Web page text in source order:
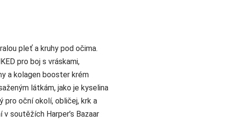
pleť a kruhy pod očima.
pro boj s vráskami,
a kolagen booster krém
látkám, jako je kyselina
pro oční okolí, obličej, krk a
soutěžích Harper’s Bazaar